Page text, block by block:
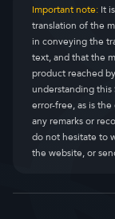
Important note:It
translation of the
in conveying the
text, and that the
product reached
understanding
error-free, as is
any remarks or
do not hesitate to
the website, or